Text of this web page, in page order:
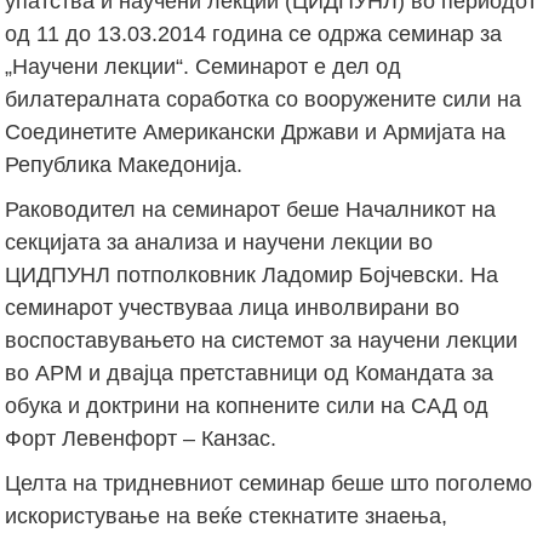
од 11 до 13.03.2014 година се одржа семинар за
„Научени лекции“. Семинарот е дел од
билатералната соработка со вооружените сили на
Соединетите Американски Држави и Армијата на
Република Македонија.
Раководител на семинарот беше Началникот на
секцијата за анализа и научени лекции во
ЦИДПУНЛ потполковник Ладомир Бојчевски. На
семинарот учествуваа лица инволвирани во
воспоставувањето на системот за научени лекции
во АРМ и двајца претставници од Командата за
обука и доктрини на копнените сили на САД од
Форт Левенфорт – Канзас.
Целта на тридневниот семинар беше што поголемо
искористување на веќе стекнатите знаења,